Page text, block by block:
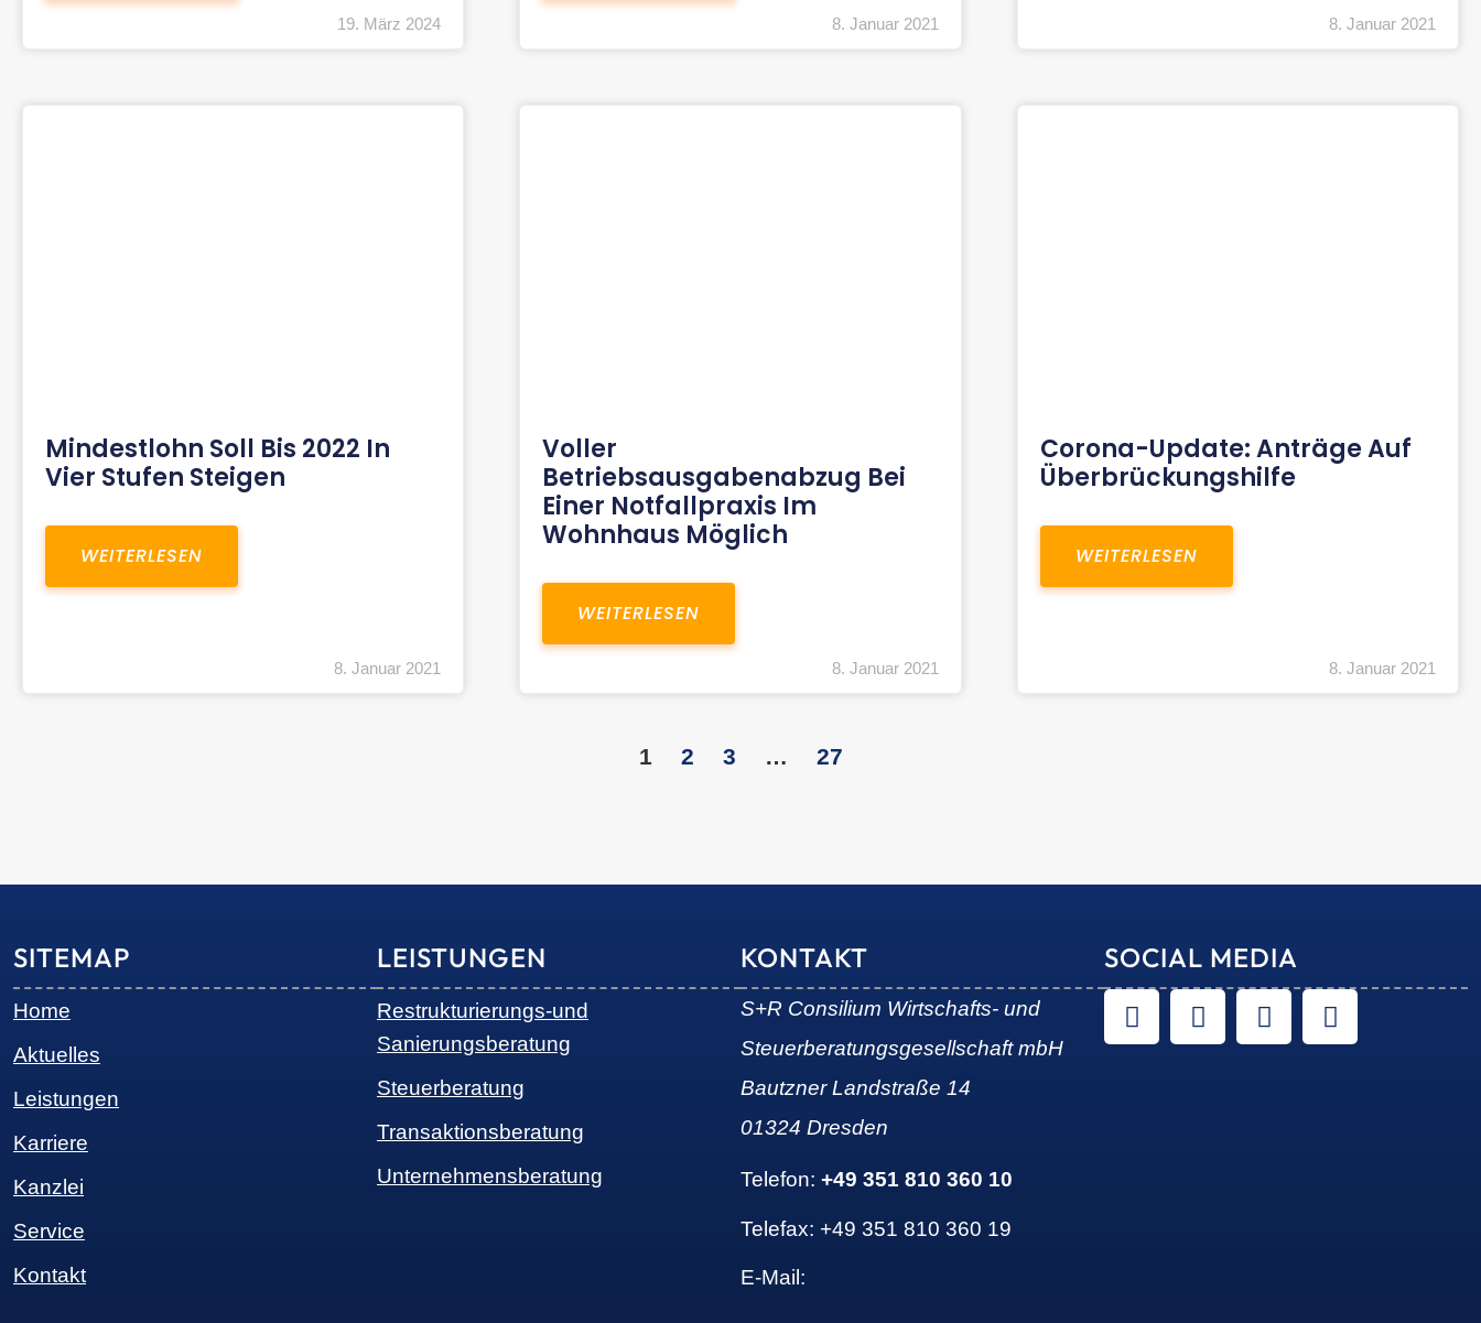
19. März 2024 8. Januar 2021 8. Januar 2021
Mindestlohn Soll Bis 2022 In
Vier Stufen Steigen
WEITERLESEN
8. Januar 2021
Voller
Betriebsausgabenabzug Bei
Einer Notfallpraxis Im
Wohnhaus Möglich
WEITERLESEN
8. Januar 2021
Corona-Update: Anträge Auf
Überbrückungshilfe
WEITERLESEN
8. Januar 2021
1 2 3 … 27
SITEMAP
Home
Aktuelles
Leistungen
Karriere
Kanzlei
Service
Kontakt
LEISTUNGEN
Restrukturierungs-und
Sanierungsberatung
Steuerberatung
Transaktionsberatung
Unternehmensberatung
KONTAKT
S+R Consilium Wirtschafts- und
Steuerberatungsgesellschaft mbH
Bautzner Landstraße 14
01324 Dresden
Telefon: +49 351 810 360 10
Telefax: +49 351 810 360 19
E-Mail:
SOCIAL MEDIA